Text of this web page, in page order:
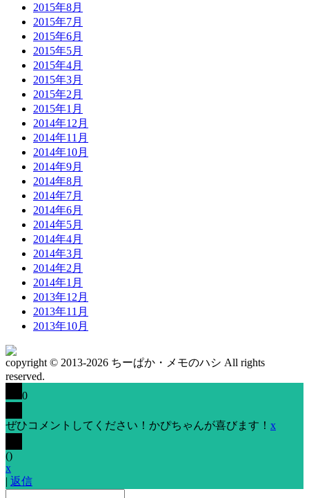
2015年8月
2015年7月
2015年6月
2015年5月
2015年4月
2015年3月
2015年2月
2015年1月
2014年12月
2014年11月
2014年10月
2014年9月
2014年8月
2014年7月
2014年6月
2014年5月
2014年4月
2014年3月
2014年2月
2014年1月
2013年12月
2013年11月
2013年10月
copyright © 2013-2026 ちーぱか・メモのハシ All rights
reserved.
0
ぜひコメントしてください！かぴちゃんが喜びます！ x
()
x
| 返信